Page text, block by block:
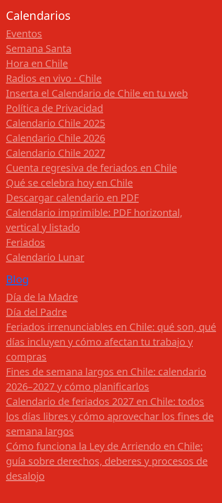
Calendarios
Eventos
Semana Santa
Hora en Chile
Radios en vivo · Chile
Inserta el Calendario de Chile en tu web
Política de Privacidad
Calendario Chile 2025
Calendario Chile 2026
Calendario Chile 2027
Cuenta regresiva de feriados en Chile
Qué se celebra hoy en Chile
Descargar calendario en PDF
Calendario imprimible: PDF horizontal,
vertical y listado
Feriados
Calendario Lunar
Blog
Día de la Madre
Día del Padre
Feriados irrenunciables en Chile: qué son, qué
días incluyen y cómo afectan tu trabajo y
compras
Fines de semana largos en Chile: calendario
2026–2027 y cómo planificarlos
Calendario de feriados 2027 en Chile: todos
los días libres y cómo aprovechar los fines de
semana largos
Cómo funciona la Ley de Arriendo en Chile:
guía sobre derechos, deberes y procesos de
desalojo